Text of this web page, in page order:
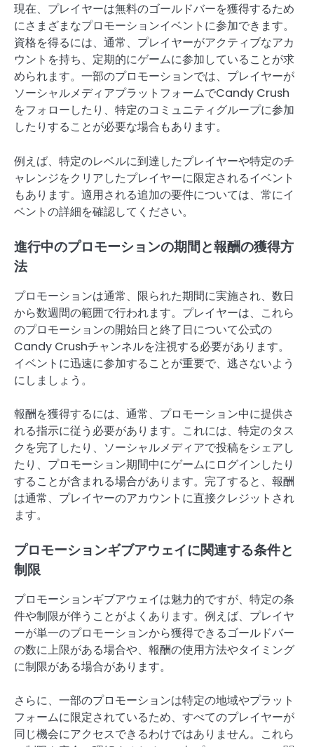
現在、プレイヤーは無料のゴールドバーを獲得するため
にさまざまなプロモーションイベントに参加できます。
資格を得るには、通常、プレイヤーがアクティブなアカ
ウントを持ち、定期的にゲームに参加していることが求
められます。一部のプロモーションでは、プレイヤーが
ソーシャルメディアプラットフォームでCandy Crush
をフォローしたり、特定のコミュニティグループに参加
したりすることが必要な場合もあります。
例えば、特定のレベルに到達したプレイヤーや特定のチ
ャレンジをクリアしたプレイヤーに限定されるイベント
もあります。適用される追加の要件については、常にイ
ベントの詳細を確認してください。
進行中のプロモーションの期間と報酬の獲得方
法
プロモーションは通常、限られた期間に実施され、数日
から数週間の範囲で行われます。プレイヤーは、これら
のプロモーションの開始日と終了日について公式の
Candy Crushチャンネルを注視する必要があります。
イベントに迅速に参加することが重要で、逃さないよう
にしましょう。
報酬を獲得するには、通常、プロモーション中に提供さ
れる指示に従う必要があります。これには、特定のタス
クを完了したり、ソーシャルメディアで投稿をシェアし
たり、プロモーション期間中にゲームにログインしたり
することが含まれる場合があります。完了すると、報酬
は通常、プレイヤーのアカウントに直接クレジットされ
ます。
プロモーションギブアウェイに関連する条件と
制限
プロモーションギブアウェイは魅力的ですが、特定の条
件や制限が伴うことがよくあります。例えば、プレイヤ
ーが単一のプロモーションから獲得できるゴールドバー
の数に上限がある場合や、報酬の使用方法やタイミング
に制限がある場合があります。
さらに、一部のプロモーションは特定の地域やプラット
フォームに限定されているため、すべてのプレイヤーが
同じ機会にアクセスできるわけではありません。これら